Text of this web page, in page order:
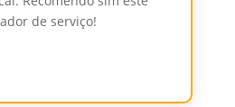
de serviço!